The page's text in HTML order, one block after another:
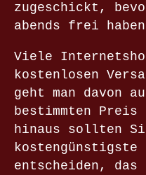
zugeschickt,
abends frei
Viele
kostenlosen
geht man davon
bestimmten
hinaus sollten
kostengünstigste
entscheiden,